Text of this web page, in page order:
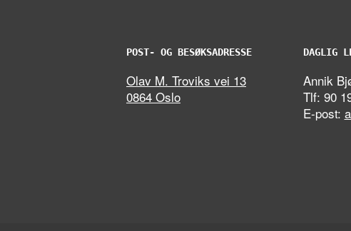
POST- OG BESØKSADRESSE
Olav M. Troviks vei 13
0864 Oslo
DAGLIG
Annik
Tlf: 90
E-post: